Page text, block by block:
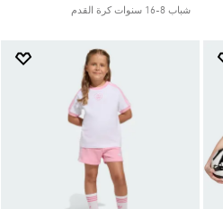
شباب 8-16 سنوات كرة القدم